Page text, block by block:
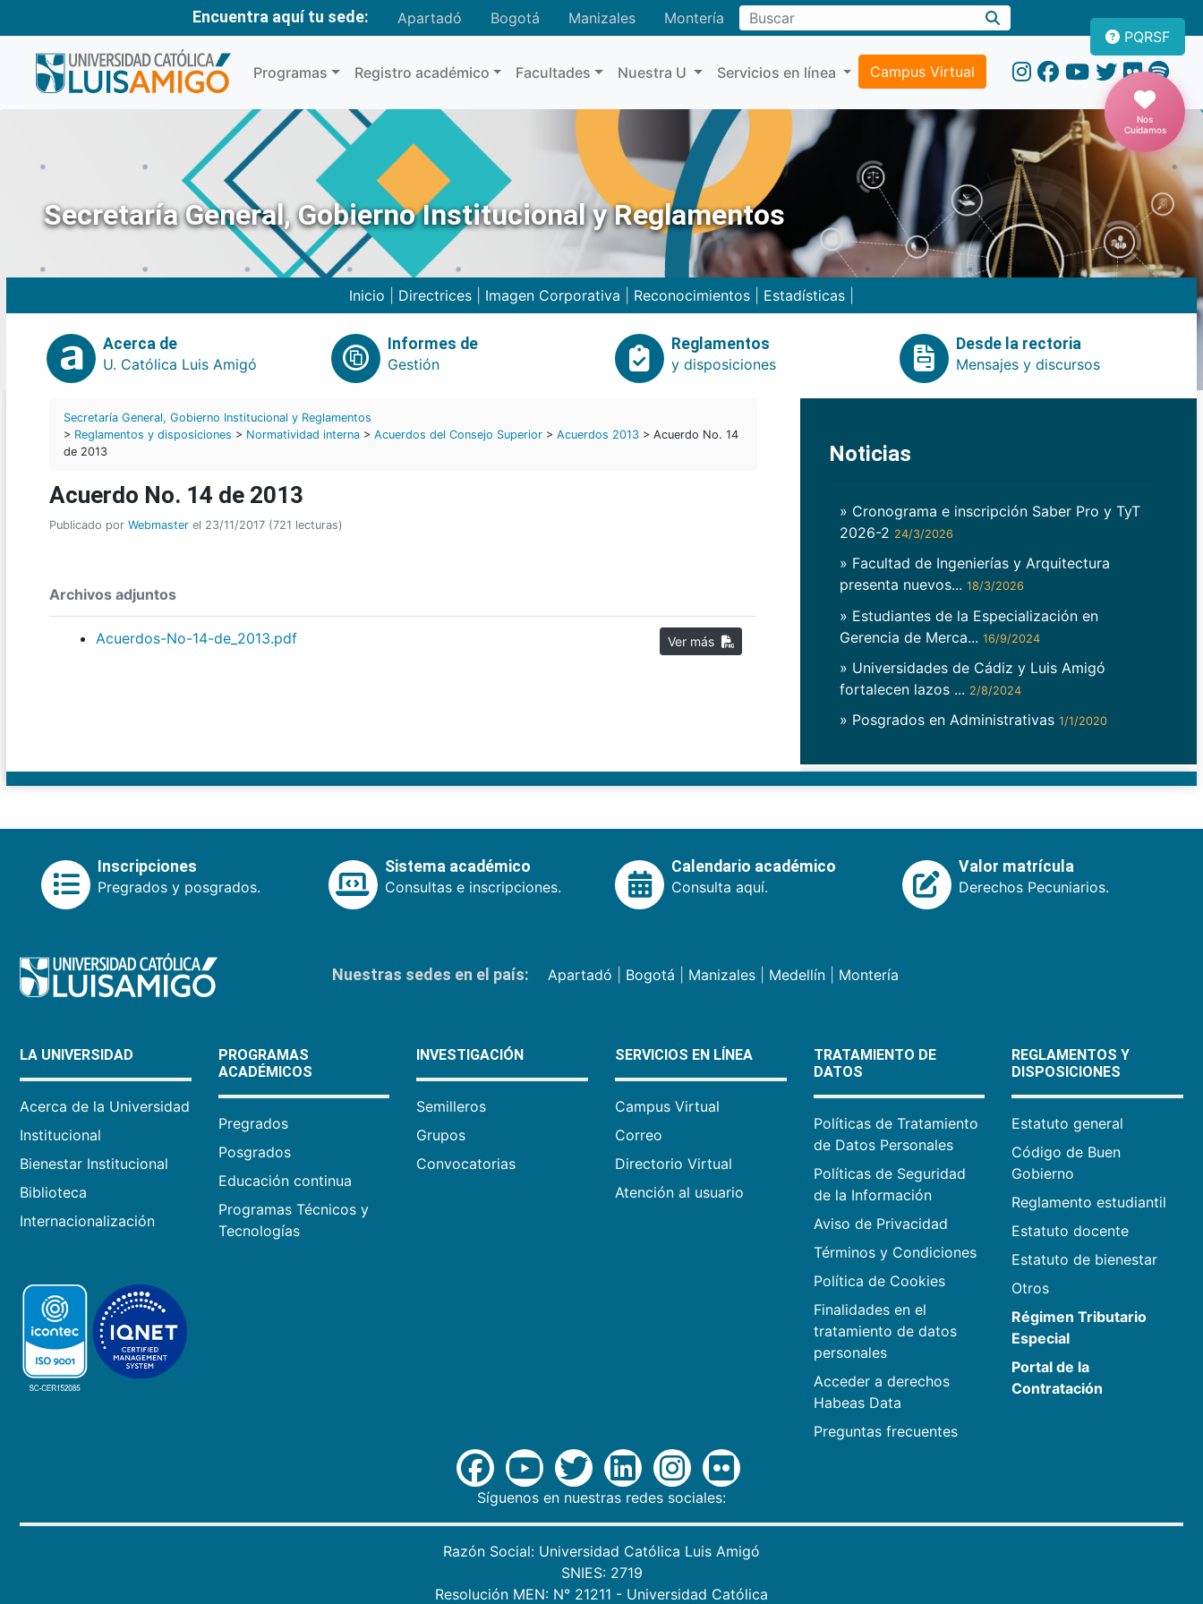
Encuentra aquí tu sede: Apartadó Bogotá Manizales MonteríaBuscar
Programas Registro académico Facultades Nuestra U Servicios en línea Campus Virtual
PQRSF
Nos
Cuidamos
Secretaría General, Gobierno Institucional y Reglamentos
Inicio Directrices Imagen Corporativa Reconocimientos Estadísticas
Acerca de
U. Católica Luis Amigó
Informes de
Gestión
Reglamentos
y disposiciones
Desde la rectoria
Mensajes y discursos
Secretaría General, Gobierno Institucional y Reglamentos
> Reglamentos y disposiciones > Normatividad interna > Acuerdos del Consejo Superior > Acuerdos 2013 > Acuerdo No. 14
de 2013
Acuerdo No. 14 de 2013
Publicado por Webmaster el 23/11/2017 (721 lecturas)
Archivos adjuntos
Acuerdos-No-14-de_2013.pdf
Noticias
» Cronograma e inscripción Saber Pro y TyT
2026-2 24/3/2026
» Facultad de Ingenierías y Arquitectura
presenta nuevos... 18/3/2026
» Estudiantes de la Especialización en
Gerencia de Merca... 16/9/2024
» Universidades de Cádiz y Luis Amigó
fortalecen lazos ... 2/8/2024
» Posgrados en Administrativas 1/1/2020
Inscripciones
Pregrados y posgrados.
Sistema académico
Consultas e inscripciones.
Calendario académico
Consulta aquí.
Valor matrícula
Derechos Pecuniarios.
Nuestras sedes en el país: Apartadó Bogotá Manizales| Medellín| Montería
LA UNIVERSIDAD
Acerca de la Universidad
Institucional
Bienestar Institucional
Biblioteca
Internacionalización
PROGRAMAS
ACADÉMICOS
Pregrados
Posgrados
Educación continua
Programas Técnicos y
Tecnologías
INVESTIGACIÓN
Semilleros
Grupos
Convocatorias
SERVICIOS EN LÍNEA
Campus Virtual
Correo
Directorio Virtual
Atención al usuario
TRATAMIENTO DE
DATOS
Políticas de Tratamiento
de Datos Personales
Políticas de Seguridad
de la Información
Aviso de Privacidad
Términos y Condiciones
Política de Cookies
Finalidades en el
tratamiento de datos
personales
Acceder a derechos
Habeas Data
Preguntas frecuentes
REGLAMENTOS Y
DISPOSICIONES
Estatuto general
Código de Buen
Gobierno
Reglamento estudiantil
Estatuto docente
Estatuto de bienestar
Otros
Régimen Tributario
Especial
Portal de la
Contratación
Síguenos en nuestras redes sociales:
Razón Social: Universidad Católica Luis Amigó
SNIES: 2719
Resolución MEN: N° 21211 - Universidad Católica